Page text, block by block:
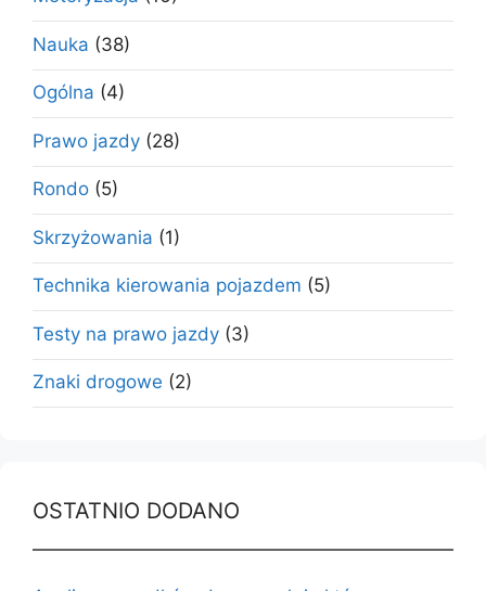
Nauka (38)
Ogólna (4)
Prawo jazdy (28)
Rondo (5)
Skrzyżowania (1)
Technika kierowania pojazdem (5)
Testy na prawo jazdy (3)
Znaki drogowe (2)
OSTATNIO DODANO